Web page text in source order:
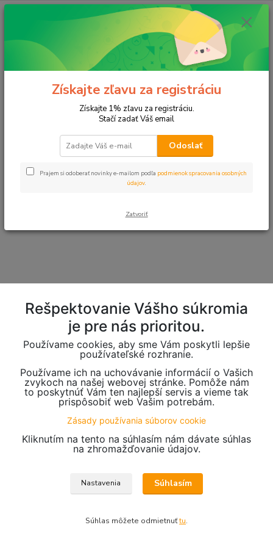
E-shop momentálne prechádza úpravami.
Čoskoro sa vrátime. Ďakujeme za
pochopenie.
Získajte zľavu za registráciu
Získajte 1% zľavu za registráciu.
Stačí zadať Váš email
Odoslať
Prajem si odoberať novinky e-mailom podľa podmienok spracovania osobných
údajov.
Zatvoriť
Rešpektovanie Vášho súkromia
je pre nás prioritou.
Používame cookies, aby sme Vám poskytli lepšie
používateľské rozhranie.
Používame ich na uchovávanie informácií o Vašich
zvykoch na našej webovej stránke. Pomôže nám
to poskytnúť Vám ten najlepší servis a vieme tak
prispôsobiť web Vašim potrebám.
Zásady používania súborov cookie
Kliknutím na tento na súhlasím nám dávate súhlas
na zhromažďovanie údajov.
Nastavenia Súhlasím
Súhlas môžete odmietnuťtu.